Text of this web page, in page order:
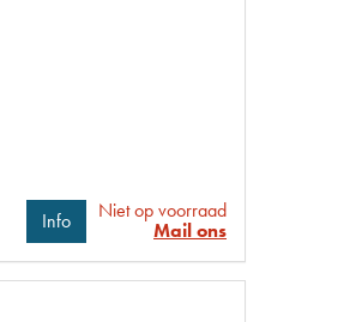
Info
Niet op voorraad
Mail ons